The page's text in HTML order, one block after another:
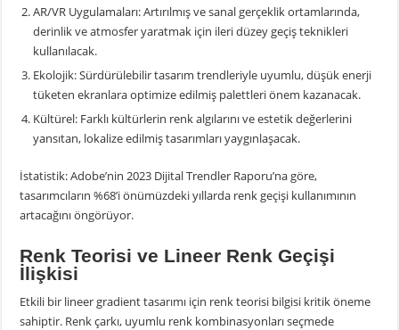
AR/VR Uygulamaları: Artırılmış ve sanal gerçeklik ortamlarında,
derinlik ve atmosfer yaratmak için ileri düzey geçiş teknikleri
kullanılacak.
Ekolojik: Sürdürülebilir tasarım trendleriyle uyumlu, düşük enerji
tüketen ekranlara optimize edilmiş palettleri önem kazanacak.
Kültürel: Farklı kültürlerin renk algılarını ve estetik değerlerini
yansıtan, lokalize edilmiş tasarımları yaygınlaşacak.
İstatistik: Adobe’nin 2023 Dijital Trendler Raporu’na göre,
tasarımcıların %68’i önümüzdeki yıllarda renk geçişi kullanımının
artacağını öngörüyor.
Renk Teorisi ve Lineer Renk Geçişi
İlişkisi
Etkili bir lineer gradient tasarımı için renk teorisi bilgisi kritik öneme
sahiptir. Renk çarkı, uyumlu renk kombinasyonları seçmede